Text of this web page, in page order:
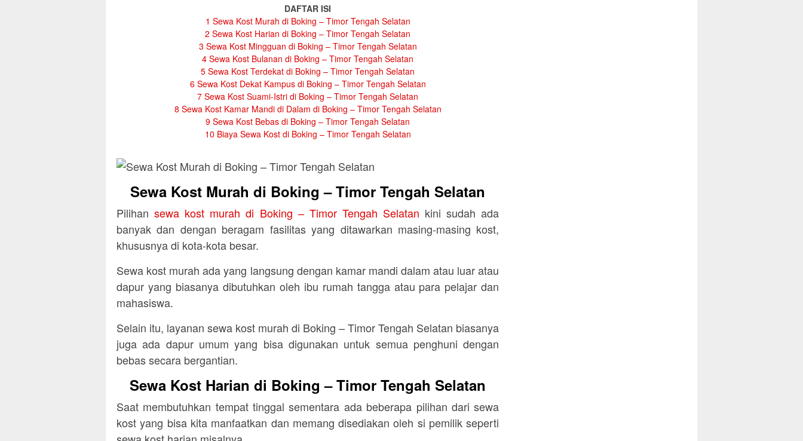
DAFTAR ISI
1 Sewa Kost Murah di Boking – Timor Tengah Selatan
2 Sewa Kost Harian di Boking – Timor Tengah Selatan
3 Sewa Kost Mingguan di Boking – Timor Tengah Selatan
4 Sewa Kost Bulanan di Boking – Timor Tengah Selatan
5 Sewa Kost Terdekat di Boking – Timor Tengah Selatan
6 Sewa Kost Dekat Kampus di Boking – Timor Tengah Selatan
7 Sewa Kost Suami-Istri di Boking – Timor Tengah Selatan
8 Sewa Kost Kamar Mandi di Dalam di Boking – Timor Tengah Selatan
9 Sewa Kost Bebas di Boking – Timor Tengah Selatan
10 Biaya Sewa Kost di Boking – Timor Tengah Selatan
Sewa Kost Murah di Boking – Timor Tengah Selatan
Pilihansewa kost murah di Boking – Timor Tengah Selatan kini sudah ada
banyak dan dengan beragam fasilitas yang ditawarkan masing-masing kost,
khususnya di kota-kota besar.
Sewa kost murah ada yang langsung dengan kamar mandi dalam atau luar atau
dapur yang biasanya dibutuhkan oleh ibu rumah tangga atau para pelajar dan
mahasiswa.
Selain itu, layanan sewa kost murah di Boking – Timor Tengah Selatan biasanya
juga ada dapur umum yang bisa digunakan untuk semua penghuni dengan
bebas secara bergantian.
Sewa Kost Harian di Boking – Timor Tengah Selatan
Saat membutuhkan tempat tinggal sementara ada beberapa pilihan dari sewa
kost yang bisa kita manfaatkan dan memang disediakan oleh si pemilik seperti